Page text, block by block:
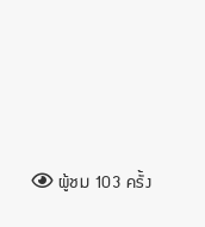
ผู้ชม 103 ครั้ง